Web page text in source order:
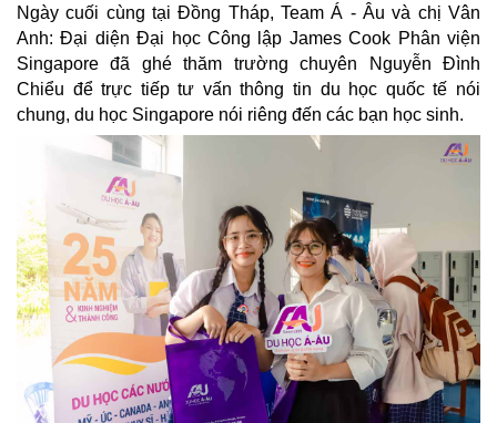
Ngày cuối cùng tại Đồng Tháp, Team Á - Âu và chị Vân
Anh: Đại diện Đại học Công lập James Cook Phân viện
Singapore đã ghé thăm trường chuyên Nguyễn Đình
Chiểu để trực tiếp tư vấn thông tin du học quốc tế nói
chung, du học Singapore nói riêng đến các bạn học sinh.